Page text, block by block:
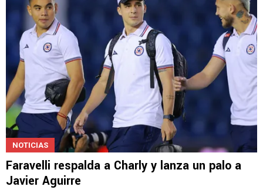
NOTICIAS
Faravelli respalda a Charly y lanza un palo a
Javier Aguirre